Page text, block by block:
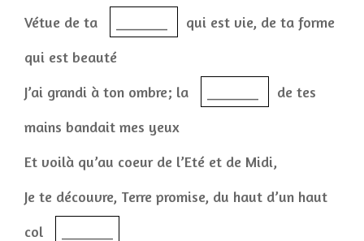
Vétue de ta
qui est vie, de ta forme
qui est beauté
J’ai grandi à ton ombre; la
de tes
mains bandait mes yeux
Et voilà qu’au coeur de l’Eté et de Midi,
Je te découvre, Terre promise, du haut d’un haut
col